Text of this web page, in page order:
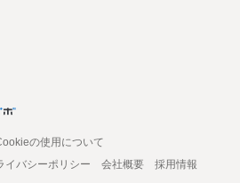
の使用について
イバシーポリシー 会社概要
採用情報